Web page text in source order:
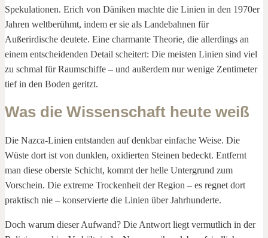
Spekulationen. Erich von Däniken machte die Linien in den 1970er
Jahren weltberühmt, indem er sie als Landebahnen für
Außerirdische deutete. Eine charmante Theorie, die allerdings an
einem entscheidenden Detail scheitert: Die meisten Linien sind viel
zu schmal für Raumschiffe – und außerdem nur wenige Zentimeter
tief in den Boden geritzt.
Was die Wissenschaft heute weiß
Die Nazca-Linien entstanden auf denkbar einfache Weise. Die
Wüste dort ist von dunklen, oxidierten Steinen bedeckt. Entfernt
man diese oberste Schicht, kommt der helle Untergrund zum
Vorschein. Die extreme Trockenheit der Region – es regnet dort
praktisch nie – konservierte die Linien über Jahrhunderte.
Doch warum dieser Aufwand? Die Antwort liegt vermutlich in der